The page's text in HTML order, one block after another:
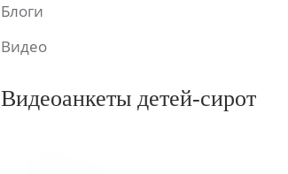
Блоги
Видео
Видеоанкеты детей-сирот